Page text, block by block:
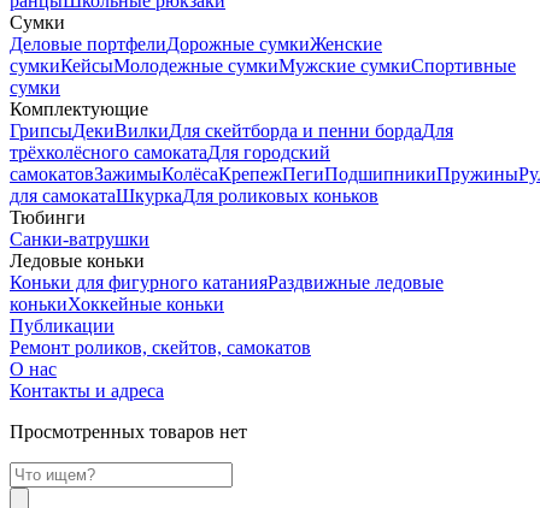
Сумки
Деловые портфелиДорожные сумкиЖенские
сумкиКейсыМолодежные сумкиМужские сумкиСпортивные
сумки
Комплектующие
ГрипсыДекиВилкиДля скейтборда и пенни бордаДля
трёхколёсного самокатаДля городский
самокатовЗажимыКолёсаКрепежПегиПодшипникиПружины
для самокатаШкуркаДля роликовых коньков
Тюбинги
Санки-ватрушки
Ледовые коньки
Коньки для фигурного катанияРаздвижные ледовые
конькиХоккейные коньки
Публикации
Ремонт роликов, скейтов, самокатов
О нас
Контакты и адреса
Просмотренных товаров нет